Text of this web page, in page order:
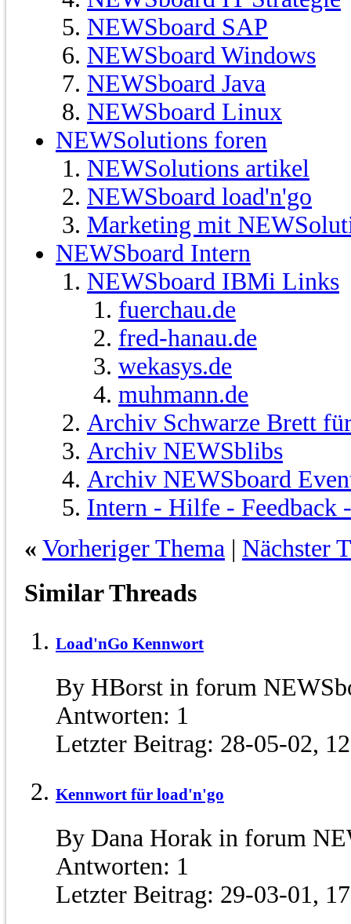
NEWSboard SAP
NEWSboard Windows
NEWSboard Java
NEWSboard Linux
NEWSolutions foren
NEWSolutions artikel
NEWSboard load'n'go
Marketing mit
NEWSboard Intern
NEWSboard IBMi Links
fuerchau.de
fred-hanau.de
wekasys.de
muhmann.de
Archiv Schwarze Brett
Archiv NEWSblibs
Archiv NEWSboard
Intern - Hilfe - Feedback
« Vorheriger Thema | Nächster
Similar Threads
Load'nGo Kennwort
By HBorst in forum
Antworten: 1
Letzter Beitrag: 28-05-02,
Kennwort für load'n'go
By Dana Horak in forum
Antworten: 1
Letzter Beitrag: 29-03-01,